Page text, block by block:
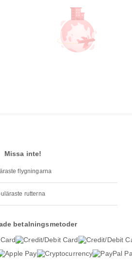
Missa inte!
flygningarna
rutterna
betalningsmetoder